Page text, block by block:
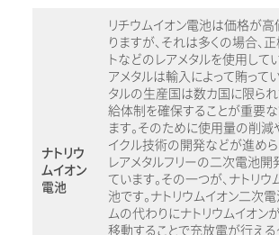
ナトリウ
ムイオン
電池
リチウムイオン電池は価格が
りますが、それは多くの場合、
トなどのレアメタルを使用して
アメタルは輸入によって賄って
タルの生産国は数カ国に限られ
給体制を確保することが重要
ます。そのために使用量の削
イクル技術の開発などが進めら
レアメタルフリーの二次電池
ています。その一つが、ナトリ
池です。ナトリウムイオン二次電
ムの代わりにナトリウムイオン
移動することで充放電が行え